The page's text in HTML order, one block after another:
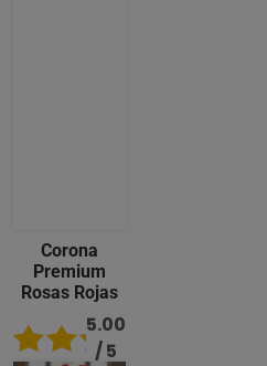
Corona
Premium
Rosas Rojas
5.00
/ 5